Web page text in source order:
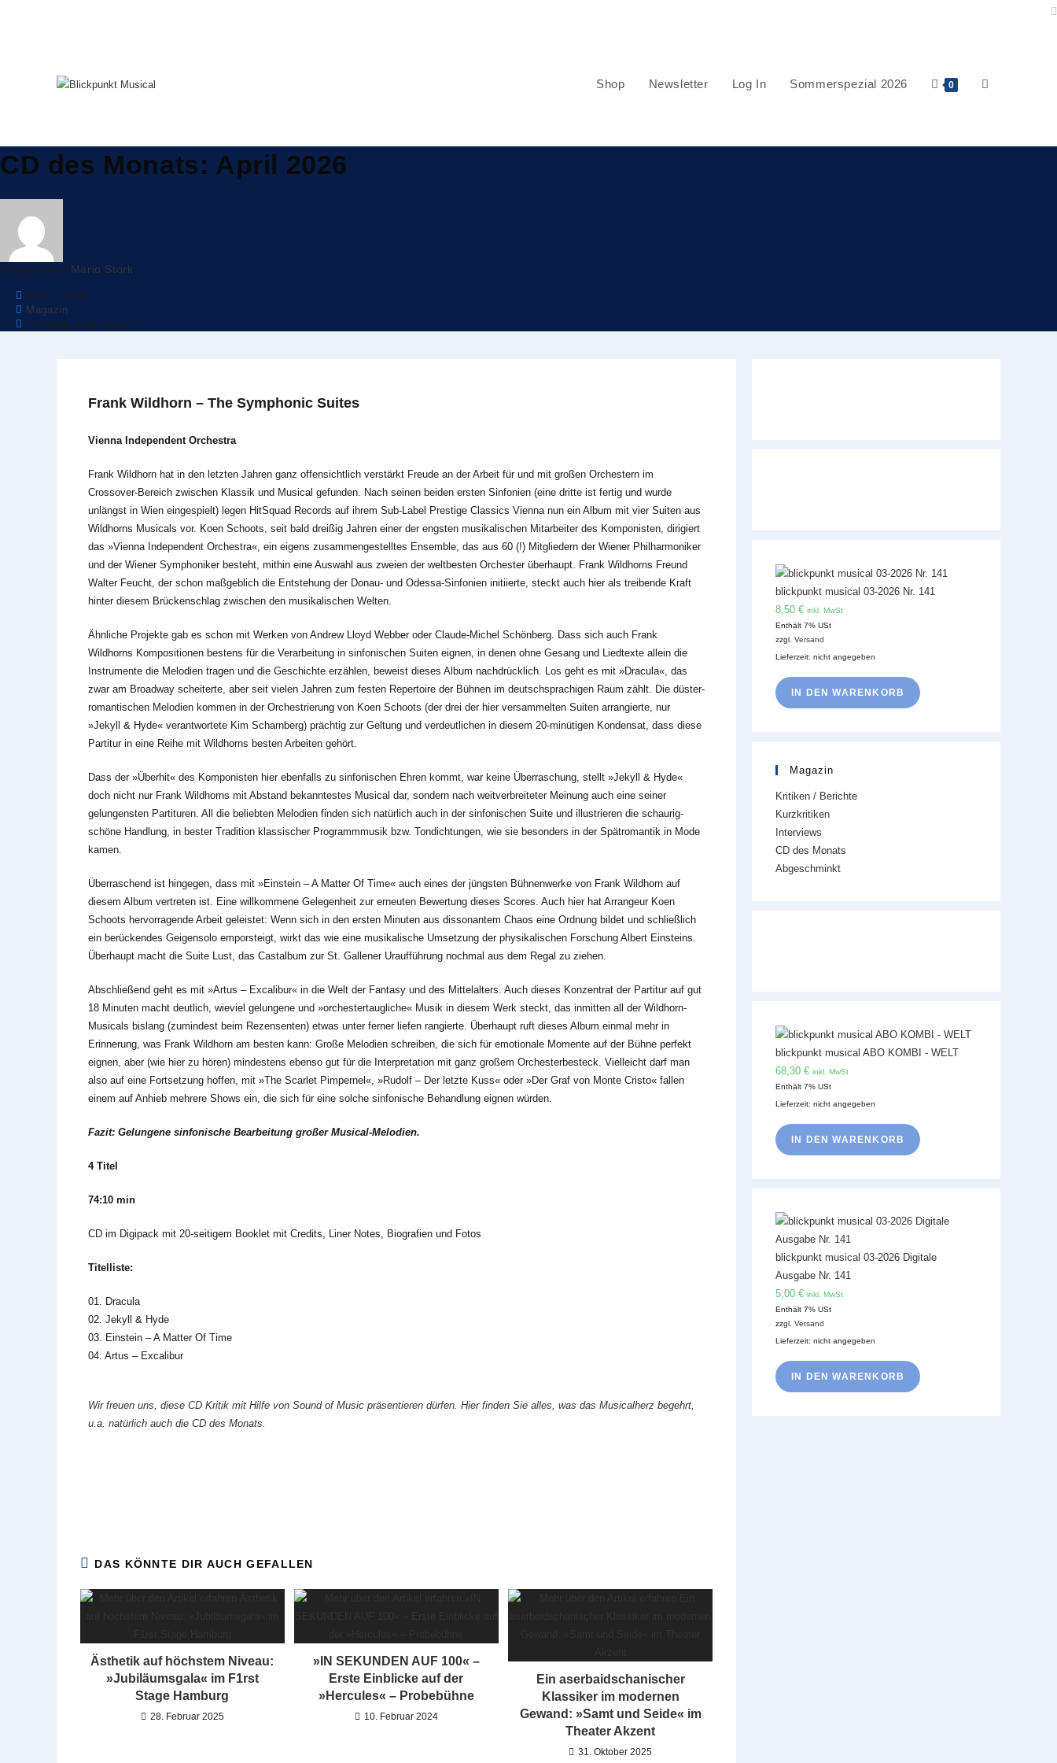
Shop Newsletter Log In Sommerspezial 2026 0
CD des Monats: April 2026
Verfasst von Mario Stork
April 1, 2026
Magazin
3 Minuten zum Lesen
Frank Wildhorn – The Symphonic Suites
Vienna Independent Orchestra
Frank Wildhorn hat in den letzten Jahren ganz offensichtlich verstärkt Freude an der Arbeit für und mit großen Orchestern im
Crossover-Bereich zwischen Klassik und Musical gefunden. Nach seinen beiden ersten Sinfonien (eine dritte ist fertig und wurde
unlängst in Wien eingespielt) legen HitSquad Records auf ihrem Sub-Label Prestige Classics Vienna nun ein Album mit vier Suiten aus
Wildhorns Musicals vor. Koen Schoots, seit bald dreißig Jahren einer der engsten musikalischen Mitarbeiter des Komponisten, dirigiert
das »Vienna Independent Orchestra«, ein eigens zusammengestelltes Ensemble, das aus 60 (!) Mitgliedern der Wiener Philharmoniker
und der Wiener Symphoniker besteht, mithin eine Auswahl aus zweien der weltbesten Orchester überhaupt. Frank Wildhorns Freund
Walter Feucht, der schon maßgeblich die Entstehung der Donau- und Odessa-Sinfonien initiierte, steckt auch hier als treibende Kraft
hinter diesem Brückenschlag zwischen den musikalischen Welten.
Ähnliche Projekte gab es schon mit Werken von Andrew Lloyd Webber oder Claude-Michel Schönberg. Dass sich auch Frank
Wildhorns Kompositionen bestens für die Verarbeitung in sinfonischen Suiten eignen, in denen ohne Gesang und Liedtexte allein die
Instrumente die Melodien tragen und die Geschichte erzählen, beweist dieses Album nachdrücklich. Los geht es mit »Dracula«, das
zwar am Broadway scheiterte, aber seit vielen Jahren zum festen Repertoire der Bühnen im deutschsprachigen Raum zählt. Die düster-
romantischen Melodien kommen in der Orchestrierung von Koen Schoots (der drei der hier versammelten Suiten arrangierte, nur
»Jekyll & Hyde« verantwortete Kim Scharnberg) prächtig zur Geltung und verdeutlichen in diesem 20-minütigen Kondensat, dass diese
Partitur in eine Reihe mit Wildhorns besten Arbeiten gehört.
Dass der »Überhit« des Komponisten hier ebenfalls zu sinfonischen Ehren kommt, war keine Überraschung, stellt »Jekyll & Hyde«
doch nicht nur Frank Wildhorns mit Abstand bekanntestes Musical dar, sondern nach weitverbreiteter Meinung auch eine seiner
gelungensten Partituren. All die beliebten Melodien finden sich natürlich auch in der sinfonischen Suite und illustrieren die schaurig-
schöne Handlung, in bester Tradition klassischer Programmmusik bzw. Tondichtungen, wie sie besonders in der Spätromantik in Mode
kamen.
Überraschend ist hingegen, dass mit »Einstein – A Matter Of Time« auch eines der jüngsten Bühnenwerke von Frank Wildhorn auf
diesem Album vertreten ist. Eine willkommene Gelegenheit zur erneuten Bewertung dieses Scores. Auch hier hat Arrangeur Koen
Schoots hervorragende Arbeit geleistet: Wenn sich in den ersten Minuten aus dissonantem Chaos eine Ordnung bildet und schließlich
ein berückendes Geigensolo emporsteigt, wirkt das wie eine musikalische Umsetzung der physikalischen Forschung Albert Einsteins.
Überhaupt macht die Suite Lust, das Castalbum zur St. Gallener Uraufführung nochmal aus dem Regal zu ziehen.
Abschließend geht es mit »Artus – Excalibur« in die Welt der Fantasy und des Mittelalters. Auch dieses Konzentrat der Partitur auf gut
18 Minuten macht deutlich, wieviel gelungene und »orchestertaugliche« Musik in diesem Werk steckt, das inmitten all der Wildhorn-
Musicals bislang (zumindest beim Rezensenten) etwas unter ferner liefen rangierte. Überhaupt ruft dieses Album einmal mehr in
Erinnerung, was Frank Wildhorn am besten kann: Große Melodien schreiben, die sich für emotionale Momente auf der Bühne perfekt
eignen, aber (wie hier zu hören) mindestens ebenso gut für die Interpretation mit ganz großem Orchesterbesteck. Vielleicht darf man
also auf eine Fortsetzung hoffen, mit »The Scarlet Pimpernel«, »Rudolf – Der letzte Kuss« oder »Der Graf von Monte Cristo« fallen
einem auf Anhieb mehrere Shows ein, die sich für eine solche sinfonische Behandlung eignen würden.
Fazit: Gelungene sinfonische Bearbeitung großer Musical-Melodien.
4 Titel
74:10 min
CD im Digipack mit 20-seitigem Booklet mit Credits, Liner Notes, Biografien und Fotos
Titelliste:
01. Dracula
02. Jekyll & Hyde
03. Einstein – A Matter Of Time
04. Artus – Excalibur
Wir freuen uns, diese CD Kritik mit Hilfe von Sound of Music präsentieren dürfen. Hier finden Sie alles, was das Musicalherz begehrt,
u.a. natürlich auch die CD des Monats.
DAS KÖNNTE DIR AUCH GEFALLEN
Ästhetik auf höchstem Niveau:
»Jubiläumsgala« im F1rst
Stage Hamburg
28. Februar 2025
»IN SEKUNDEN AUF 100« –
Erste Einblicke auf der
»Hercules« – Probebühne
10. Februar 2024
Ein aserbaidschanischer
Klassiker im modernen
Gewand: »Samt und Seide« im
Theater Akzent
31. Oktober 2025
blickpunkt musical 03-2026 Nr. 141
8,50 € inkl. MwSt
Enthält 7% USt
zzgl. Versand
Lieferzeit: nicht angegeben
IN DEN WARENKORB
Magazin
Kritiken / Berichte
Kurzkritiken
Interviews
CD des Monats
Abgeschminkt
blickpunkt musical ABO KOMBI - WELT
68,30 € inkl. MwSt
Enthält 7% USt
Lieferzeit: nicht angegeben
IN DEN WARENKORB
blickpunkt musical 03-2026 Digitale
Ausgabe Nr. 141
5,00 € inkl. MwSt
Enthält 7% USt
zzgl. Versand
Lieferzeit: nicht angegeben
IN DEN WARENKORB